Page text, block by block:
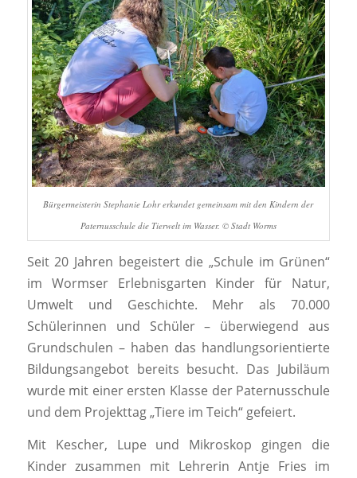
Bürgermeisterin Stephanie Lohr erkundet gemeinsam mit den Kindern der
Paternusschule die Tierwelt im Wasser. © Stadt Worms
Seit 20 Jahren begeistert die „Schule im Grünen“
im Wormser Erlebnisgarten Kinder für Natur,
Umwelt und Geschichte. Mehr als 70.000
Schülerinnen und Schüler – überwiegend aus
Grundschulen – haben das handlungsorientierte
Bildungsangebot bereits besucht. Das Jubiläum
wurde mit einer ersten Klasse der Paternusschule
und dem Projekttag „Tiere im Teich“ gefeiert.
Mit Kescher, Lupe und Mikroskop gingen die
Kinder zusammen mit Lehrerin Antje Fries im